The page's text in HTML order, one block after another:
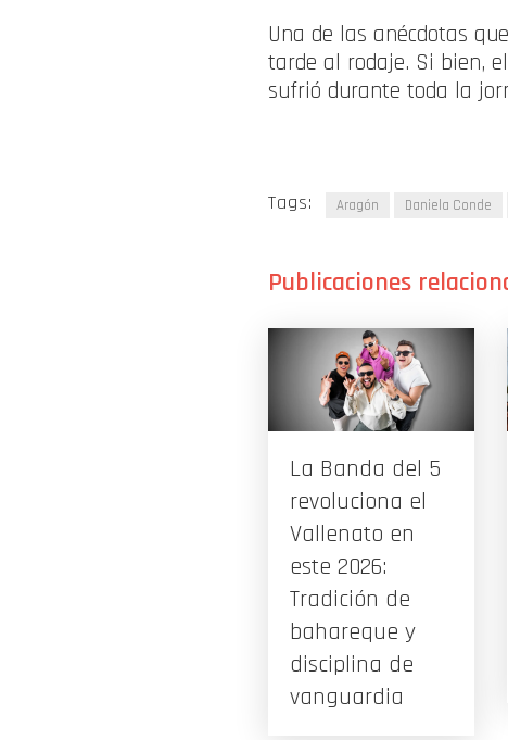
Una de las anécdotas
tarde al rodaje. Si bien,
sufrió durante toda la
Tags: Aragón Daniela Conde
La Banda del 5
revoluciona el
Vallenato en
este 2026:
Tradición de
bahareque y
disciplina de
vanguardia